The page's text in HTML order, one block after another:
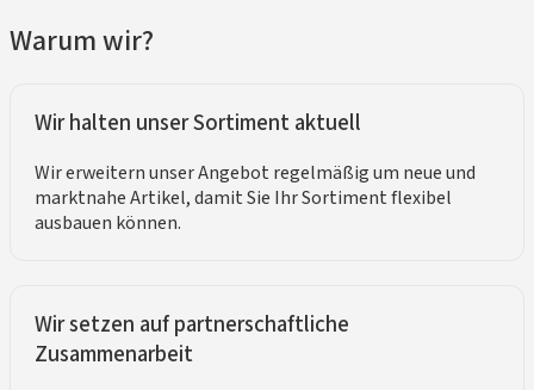
Warum wir?
Wir halten unser Sortiment aktuell
Wir erweitern unser Angebot regelmäßig um neue und
marktnahe Artikel, damit Sie Ihr Sortiment flexibel
ausbauen können.
Wir setzen auf partnerschaftliche
Zusammenarbeit